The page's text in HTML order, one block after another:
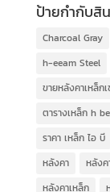
ป้ายกำกับสิ
Charcoal Gray
h-eeam Steel
ขายหลังคาเหล็ก
ตารางเหล็ก h
ราคา เหล็ก ไอ บี
หลังคา
หลังค
หลังคาเหล็ก